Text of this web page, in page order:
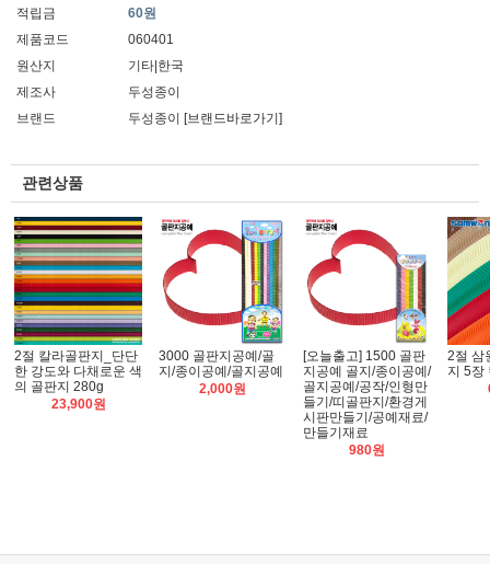
적립금
60원
제품코드
060401
원산지
기타|한국
제조사
두성종이
브랜드
두성종이 [브랜드바로가기]
관련상품
2절 칼라골판지_단단
한 강도와 다채로운 색
의 골판지 280g
23,900원
3000 골판지공예/골
지/종이공예/골지공예
2,000원
[오늘출고] 1500 골판
지공예 골지/종이공예/
골지공예/공작/인형만
들기/띠골판지/환경게
시판만들기/공예재료/
만들기재료
980원
2절 삼
지 5장